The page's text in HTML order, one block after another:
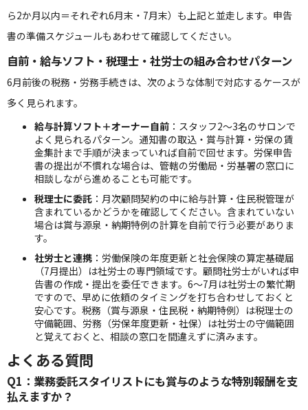
ら2か月以内＝それぞれ6月末・7月末）も上記と並走します。申告
書の準備スケジュールもあわせて確認してください。
自前・給与ソフト・税理士・社労士の組み合わせパターン
6月前後の税務・労務手続きは、次のような体制で対応するケースが
多く見られます。
給与計算ソフト＋オーナー自前 ：スタッフ2〜3名のサロンで
よく見られるパターン。通知書の取込・賞与計算・労保の賃
金集計まで手順が決まっていれば自前で回せます。労保申告
書の提出が不慣れな場合は、管轄の労働局・労基署の窓口に
相談しながら進めることも可能です。
税理士に委託 ：月次顧問契約の中に給与計算・住民税管理が
含まれているかどうかを確認してください。含まれていない
場合は賞与源泉・納期特例の計算を自前で行う必要がありま
す。
社労士と連携 ：労働保険の年度更新と社会保険の算定基礎届
（7月提出）は社労士の専門領域です。顧問社労士がいれば申
告書の作成・提出を委任できます。6〜7月は社労士の繁忙期
ですので、早めに依頼のタイミングを打ち合わせしておくと
安心です。税務（賞与源泉・住民税・納期特例）は税理士の
守備範囲、労務（労保年度更新・社保）は社労士の守備範囲
と覚えておくと、相談の窓口を間違えずに済みます。
よくある質問
Q1：業務委託スタイリストにも賞与のような特別報酬を支
払えますか？